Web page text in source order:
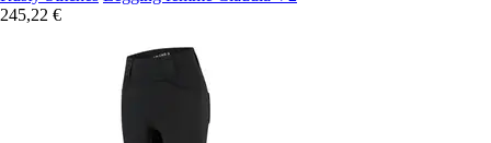
245,22 €